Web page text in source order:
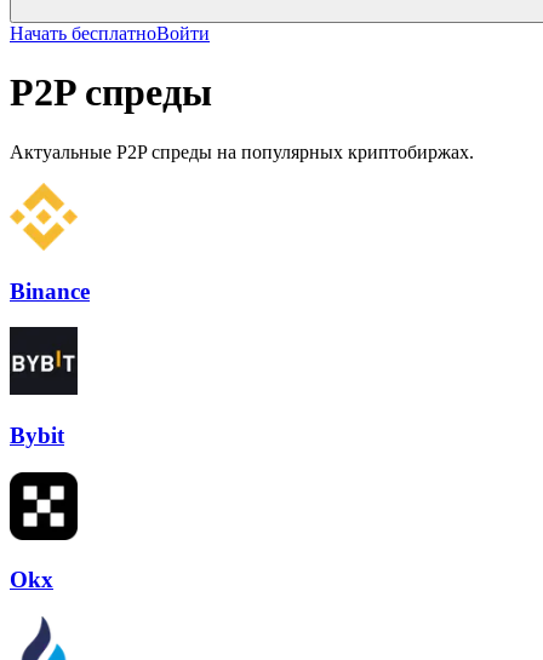
Начать бесплатноВойти
P2P спреды
Актуальные P2P спреды на популярных криптобиржах.
Binance
Bybit
Okx